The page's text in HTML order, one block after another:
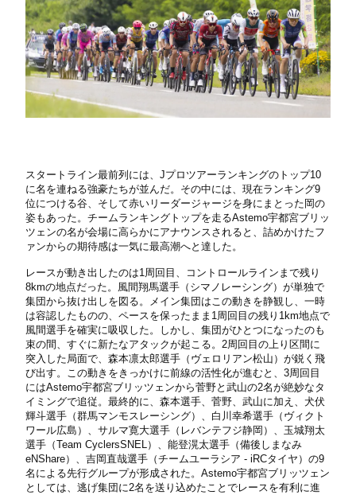
スタートライン最前列には、Jプロツアーランキングのトップ10
に名を連ねる強豪たちが並んだ。その中には、現在ランキング9
位につける谷、そして赤いリーダージャージを身にまとった岡の
姿もあった。チームランキングトップを走るAstemo宇都宮ブリッ
ツェンの名が会場に高らかにアナウンスされると、詰めかけたフ
ァンからの期待感は一気に最高潮へと達した。
レースが動き出したのは1周回目、コントロールラインまで残り
8kmの地点だった。風間翔馬選手（シマノレーシング）が単独で
集団から抜け出しを図る。メイン集団はこの動きを静観し、一時
は容認したものの、ペースを保ったまま1周回目の残り1km地点で
風間選手を確実に吸収した。しかし、集団がひとつになったのも
束の間、すぐに新たなアタックが起こる。2周回目の上り区間に
突入した局面で、森本凛太郎選手（ヴェロリアン松山）が鋭く飛
び出す。この動きをきっかけに前線の活性化が進むと、3周回目
にはAstemo宇都宮ブリッツェンから菅野と武山の2名が絶妙なタ
イミングで追従。最終的に、森本選手、菅野、武山に加え、犬伏
輝斗選手（群馬マンモスレーシング）、白川幸希選手（ヴィクト
ワール広島）、サルマ寛大選手（レバンテフジ静岡）、玉城翔太
選手（Team CyclersSNEL）、能登滉太選手（備後しまなみ
eNShare）、吉岡直哉選手（チームユーラシア - iRCタイヤ）の9
名による先行グループが形成された。Astemo宇都宮ブリッツェン
としては、逃げ集団に2名を送り込めたことでレースを有利に進